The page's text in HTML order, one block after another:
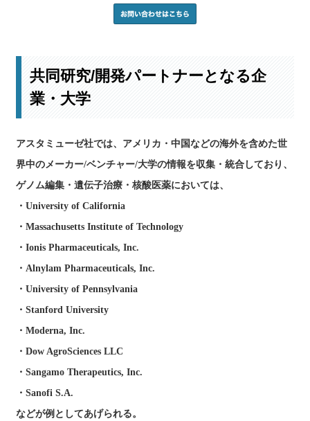
共同研究/開発パートナーとなる企
業・大学
アスタミューゼ社では、アメリカ・中国などの海外を含めた世
界中のメーカー/ベンチャー/大学の情報を収集・統合しており、
ゲノム編集・遺伝子治療・核酸医薬においては、
・University of California
・Massachusetts Institute of Technology
・Ionis Pharmaceuticals, Inc.
・Alnylam Pharmaceuticals, Inc.
・University of Pennsylvania
・Stanford University
・Moderna, Inc.
・Dow AgroSciences LLC
・Sangamo Therapeutics, Inc.
・Sanofi S.A.
などが例としてあげられる。